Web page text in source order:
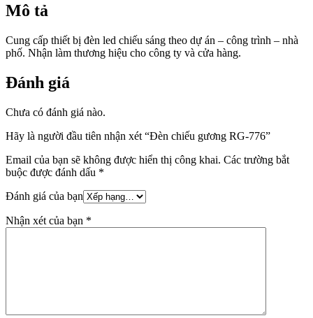
Mô tả
Cung cấp thiết bị đèn led chiếu sáng theo dự án – công trình – nhà
phố. Nhận làm thương hiệu cho công ty và cửa hàng.
Đánh giá
Chưa có đánh giá nào.
Hãy là người đầu tiên nhận xét “Đèn chiếu gương RG-776”
Email của bạn sẽ không được hiển thị công khai. Các trường bắt
buộc được đánh dấu *
Đánh giá của bạn
Nhận xét của bạn *